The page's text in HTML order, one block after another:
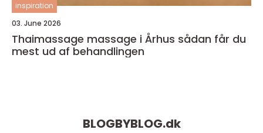
inspiration
03. June 2026
Thaimassage massage i Århus sådan får du
mest ud af behandlingen
BLOGBYBLOG.dk